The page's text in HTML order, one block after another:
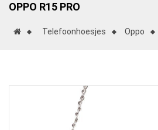
OPPO R15 PRO
Telefoonhoesjes Oppo